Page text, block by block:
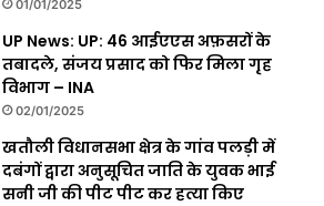
01/01/2025
UP News: UP: 46 आईएएस अफ़सरों के
तबादले, संजय प्रसाद को फिर मिला गृह
विभाग – INA
02/01/2025
खतौली विधानसभा क्षेत्र के गांव पलड़ी में
दबंगों द्वारा अनुसूचित जाति के युवक भाई
सनी जी की पीट पीट कर हत्या किए